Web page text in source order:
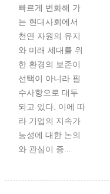
빠르게 변화해 가
는 현대사회에서
천연 자원의 유지
와 미래 세대를 위
한 환경의 보존이
선택이 아니라 필
수사항으로 대두
되고 있다. 이에 따
라 기업의 지속가
능성에 대한 논의
와 관심이 증...